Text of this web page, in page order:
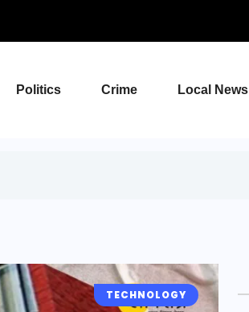
Politics Crime Local News
TECHNOLOGY